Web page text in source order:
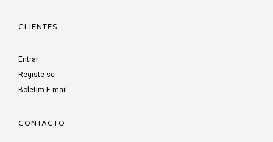
CLIENTES
Entrar
Registe-se
Boletim E-mail
CONTACTO